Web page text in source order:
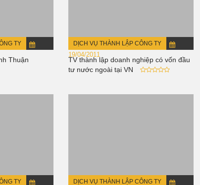
TY
Thuận
DỊCH VỤ THÀNH LẬP CÔNG TY
19/04/2011
TV thành lập doanh nghiệp có vốn đầu
tư nước ngoài tại VN
TY DỊCH VỤ THÀNH LẬP CÔNG TY